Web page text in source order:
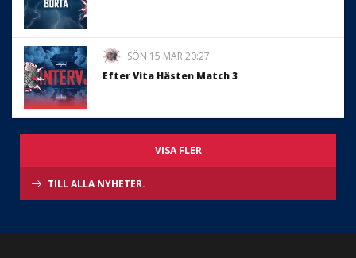
SÖN 15 MAR 20:27
Efter Vita Hästen Match 3
VISA FLER
TILL ALLA NYHETER.